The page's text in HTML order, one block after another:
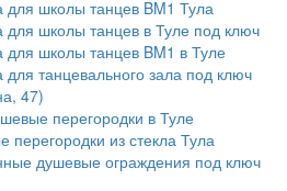
для школы танцев BM1 Тула
для школы танцев в Туле под ключ
для школы танцев BM1 в Туле
для танцевального зала под ключ
47)
перегородки в Туле
перегородки из стекла Тула
душевые ограждения под ключ